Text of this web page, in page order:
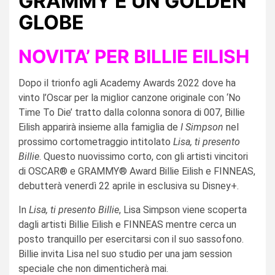
GLOBE
NOVITA’ PER BILLIE EILISH
Dopo il trionfo agli Academy Awards 2022 dove ha
vinto l’Oscar per la miglior canzone originale con ‘No
Time To Die’ tratto dalla colonna sonora di 007, Billie
Eilish apparirà insieme alla famiglia de I Simpson nel
prossimo cortometraggio intitolato Lisa, ti presento
Billie. Questo nuovissimo corto, con gli artisti vincitori
di OSCAR® e GRAMMY® Award Billie Eilish e FINNEAS,
debutterà venerdì 22 aprile in esclusiva su Disney+.
In Lisa, ti presento Billie, Lisa Simpson viene scoperta
dagli artisti Billie Eilish e FINNEAS mentre cerca un
posto tranquillo per esercitarsi con il suo sassofono.
Billie invita Lisa nel suo studio per una jam session
speciale che non dimenticherà mai.